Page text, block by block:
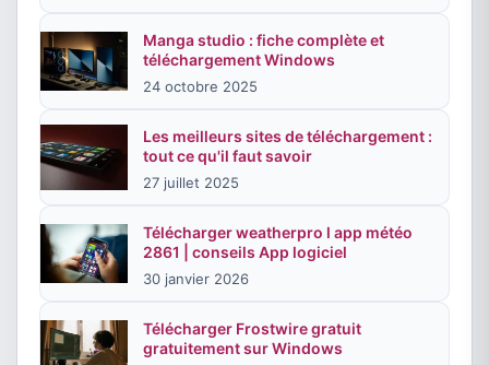
Manga studio : fiche complète et
téléchargement Windows
24 octobre 2025
Les meilleurs sites de téléchargement :
tout ce qu'il faut savoir
27 juillet 2025
Télécharger weatherpro l app météo
2861 | conseils App logiciel
30 janvier 2026
Télécharger Frostwire gratuit
gratuitement sur Windows